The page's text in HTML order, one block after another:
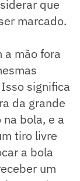
que
marcado.
a mão fora
significa
da grande
bola, e a
tiro livre
a bola
um